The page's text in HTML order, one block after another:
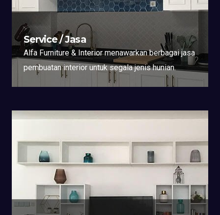
Service / Jasa
Alfa Furniture & Interior menawarkan berbagai jasa
pembuatan interior untuk segala jenis hunian.